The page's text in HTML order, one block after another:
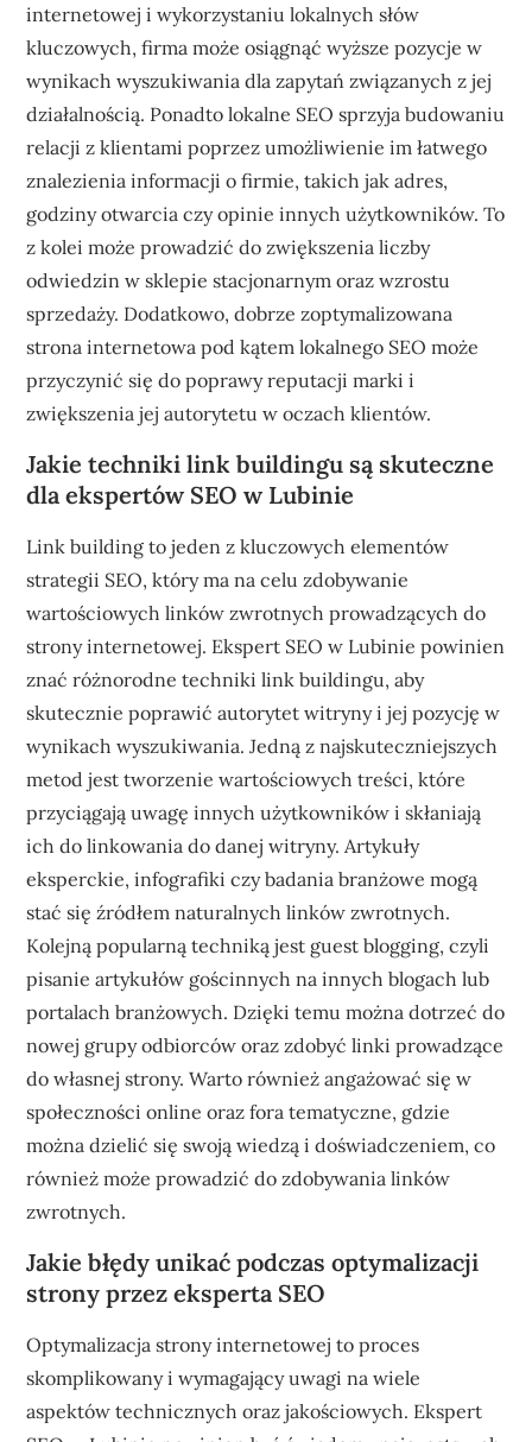
internetowej i wykorzystaniu lokalnych słów
kluczowych, firma może osiągnąć wyższe pozycje w
wynikach wyszukiwania dla zapytań związanych z jej
działalnością. Ponadto lokalne SEO sprzyja budowaniu
relacji z klientami poprzez umożliwienie im łatwego
znalezienia informacji o firmie, takich jak adres,
godziny otwarcia czy opinie innych użytkowników. To
z kolei może prowadzić do zwiększenia liczby
odwiedzin w sklepie stacjonarnym oraz wzrostu
sprzedaży. Dodatkowo, dobrze zoptymalizowana
strona internetowa pod kątem lokalnego SEO może
przyczynić się do poprawy reputacji marki i
zwiększenia jej autorytetu w oczach klientów.
Jakie techniki link buildingu są skuteczne
dla ekspertów SEO w Lubinie
Link building to jeden z kluczowych elementów
strategii SEO, który ma na celu zdobywanie
wartościowych linków zwrotnych prowadzących do
strony internetowej. Ekspert SEO w Lubinie powinien
znać różnorodne techniki link buildingu, aby
skutecznie poprawić autorytet witryny i jej pozycję w
wynikach wyszukiwania. Jedną z najskuteczniejszych
metod jest tworzenie wartościowych treści, które
przyciągają uwagę innych użytkowników i skłaniają
ich do linkowania do danej witryny. Artykuły
eksperckie, infografiki czy badania branżowe mogą
stać się źródłem naturalnych linków zwrotnych.
Kolejną popularną techniką jest guest blogging, czyli
pisanie artykułów gościnnych na innych blogach lub
portalach branżowych. Dzięki temu można dotrzeć do
nowej grupy odbiorców oraz zdobyć linki prowadzące
do własnej strony. Warto również angażować się w
społeczności online oraz fora tematyczne, gdzie
można dzielić się swoją wiedzą i doświadczeniem, co
również może prowadzić do zdobywania linków
zwrotnych.
Jakie błędy unikać podczas optymalizacji
strony przez eksperta SEO
Optymalizacja strony internetowej to proces
skomplikowany i wymagający uwagi na wiele
aspektów technicznych oraz jakościowych. Ekspert